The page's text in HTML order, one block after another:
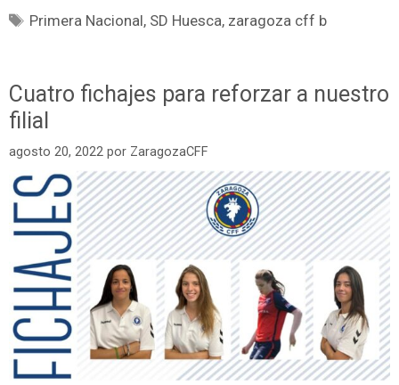
Primera Nacional, SD Huesca, zaragoza cff b
Cuatro fichajes para reforzar a nuestro
filial
agosto 20, 2022 por ZaragozaCFF